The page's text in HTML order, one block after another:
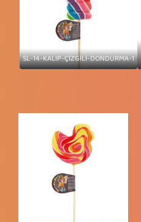
SL-14-KALIP-ÇİZGİLİ-DONDURMA-1